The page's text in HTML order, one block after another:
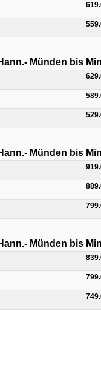
Münden bis
Münden bis
Münden bis